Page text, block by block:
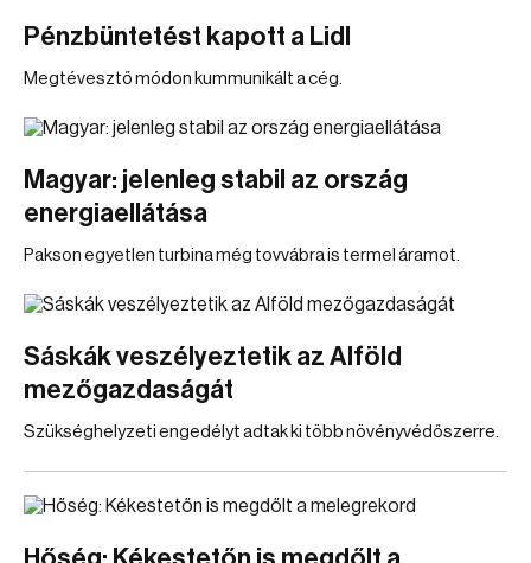
Pénzbüntetést kapott a Lidl
Megtévesztő módon kummunikált a cég.
Magyar: jelenleg stabil az ország
energiaellátása
Pakson egyetlen turbina még tovvábra is termel áramot.
Sáskák veszélyeztetik az Alföld
mezőgazdaságát
Szükséghelyzeti engedélyt adtak ki több növényvédőszerre.